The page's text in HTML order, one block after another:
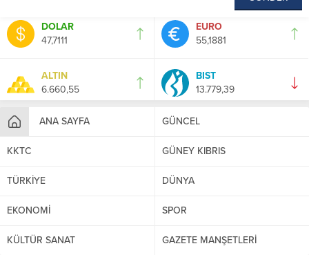
DOLAR
47,7111
EURO
55,1881
ALTIN
6.660,55
BIST
13.779,39
ANA SAYFA GÜNCEL
KKTC GÜNEY KIBRIS
TÜRKİYE DÜNYA
EKONOMİ SPOR
KÜLTÜR SANAT GAZETE MANŞETLERİ